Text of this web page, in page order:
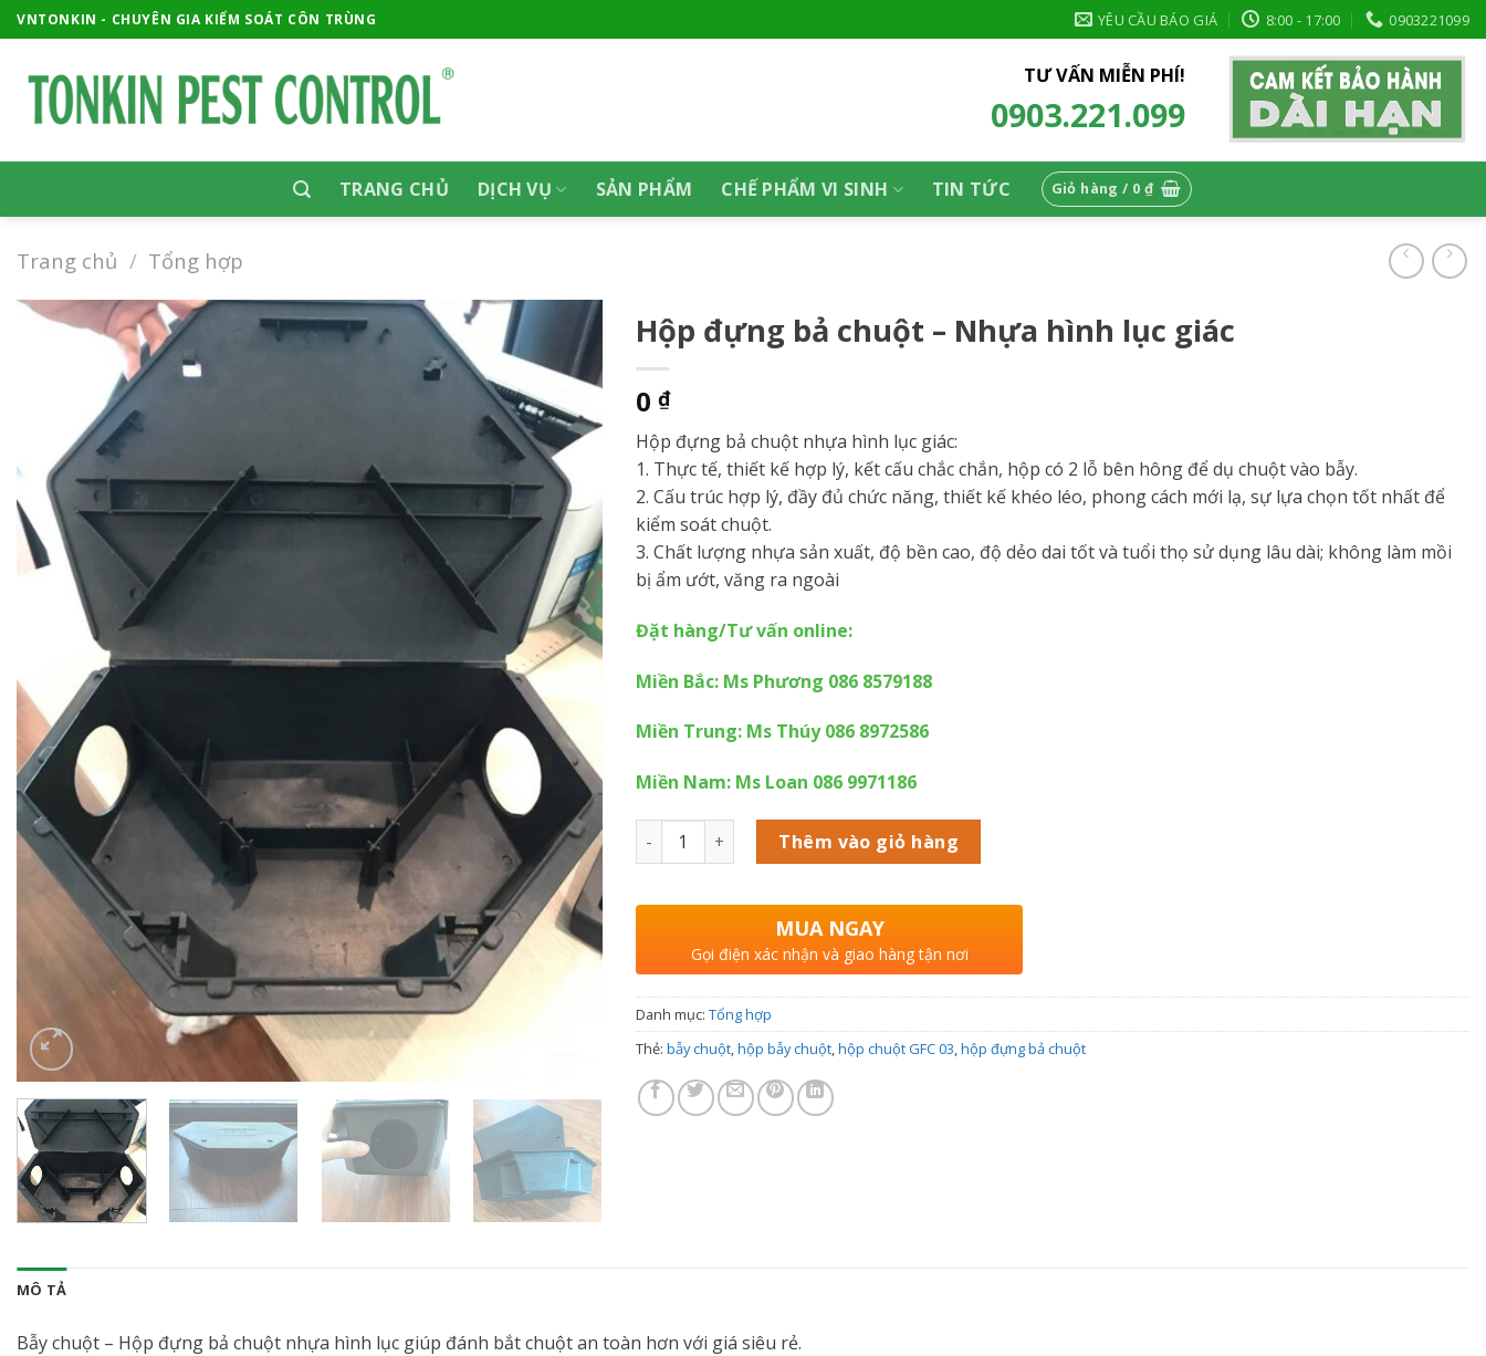
Skip
to
VNTONKIN - CHUYÊN GIA KIỂM SOÁT CÔN TRÙNG YÊU CẦU BÁO GIÁ 8:00 - 17:00 0903221099
TƯ VẤN MIỄN PHÍ!
0903.221.099
TRANG CHỦ DỊCH VỤ SẢN PHẨM CHẾ PHẨM VI SINH TIN TỨC Giỏ hàng / 0 ₫
Trang chủ / Tổng hợp
Hộp đựng bả chuột – Nhựa hình lục giác
0 ₫
Hộp đựng bả chuột nhựa hình lục giác:
1. Thực tế, thiết kế hợp lý, kết cấu chắc chắn, hộp có 2 lỗ bên hông để dụ chuột vào bẫy.
2. Cấu trúc hợp lý, đầy đủ chức năng, thiết kế khéo léo, phong cách mới lạ, sự lựa chọn tốt nhất để
kiểm soát chuột.
3. Chất lượng nhựa sản xuất, độ bền cao, độ dẻo dai tốt và tuổi thọ sử dụng lâu dài; không làm mồi
bị ẩm ướt, văng ra ngoài
Đặt hàng/Tư vấn online:
Miền Bắc: Ms Phương 086 8579188
Miền Trung: Ms Thúy 086 8972586
Miền Nam: Ms Loan 086 9971186
Số lượng Thêm vào giỏ hàng
MUA NGAY
Gọi điện xác nhận và giao hàng tận nơi
Danh mục: Tổng hợp
Thẻ: bẫy chuột,hộp bẫy chuột,hộp chuột GFC 03,hộp đựng bả chuột
MÔ TẢ
Bẫy chuột – Hộp đựng bả chuột nhựa hình lục giúp đánh bắt chuột an toàn hơn với giá siêu rẻ.